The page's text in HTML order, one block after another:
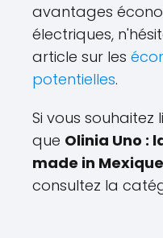
avantages
électriques,
article sur les
potentielles.
Si vous
que Olinia Uno :
made in
consultez la